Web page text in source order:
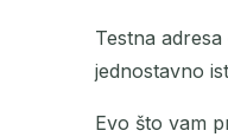
Testna
jednostavno
Evo što vam